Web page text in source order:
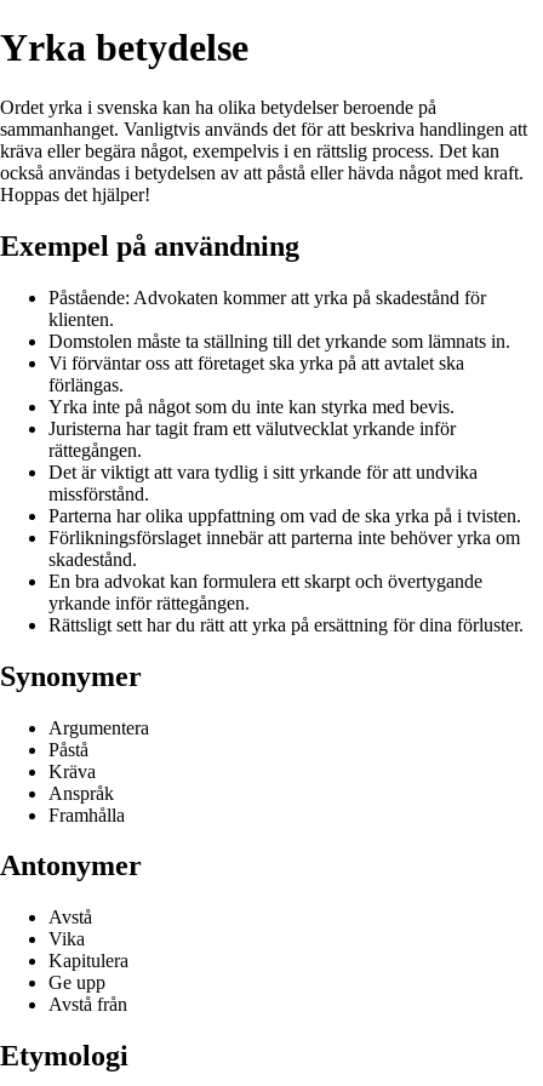
Yrka betydelse
Ordet yrka i svenska kan ha olika betydelser beroende på
sammanhanget. Vanligtvis används det för att beskriva handlingen att
kräva eller begära något, exempelvis i en rättslig process. Det kan
också användas i betydelsen av att påstå eller hävda något med kraft.
Hoppas det hjälper!
Exempel på användning
Påstående: Advokaten kommer att yrka på skadestånd för
klienten.
Domstolen måste ta ställning till det yrkande som lämnats in.
Vi förväntar oss att företaget ska yrka på att avtalet ska
förlängas.
Yrka inte på något som du inte kan styrka med bevis.
Juristerna har tagit fram ett välutvecklat yrkande inför
rättegången.
Det är viktigt att vara tydlig i sitt yrkande för att undvika
missförstånd.
Parterna har olika uppfattning om vad de ska yrka på i tvisten.
Förlikningsförslaget innebär att parterna inte behöver yrka om
skadestånd.
En bra advokat kan formulera ett skarpt och övertygande
yrkande inför rättegången.
Rättsligt sett har du rätt att yrka på ersättning för dina förluster.
Synonymer
Argumentera
Påstå
Kräva
Anspråk
Framhålla
Antonymer
Avstå
Vika
Kapitulera
Ge upp
Avstå från
Etymologi